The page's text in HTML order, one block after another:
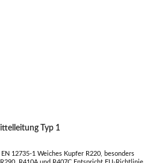
Typ 1
12735-1 Weiches Kupfer R220, besonders